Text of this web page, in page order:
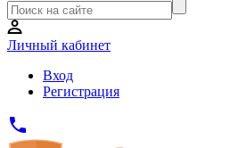
Личный кабинет
Вход
Регистрация
phone